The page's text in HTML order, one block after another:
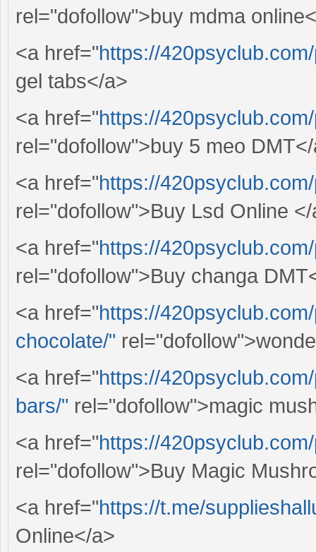
rel="dofollow">buy mdma
<a href="https://
gel tabs</a>
<a href="https://
rel="dofollow">buy 5 meo
<a href="https://
rel="dofollow">Buy Lsd Online
<a href="https://
rel="dofollow">Buy changa
<a href="https://
chocolate/"
<a href="https://
bars/" rel="dofollow">magic
<a href="https://
rel="dofollow">Buy Magic
<a href="https://t.me/
Online</a>